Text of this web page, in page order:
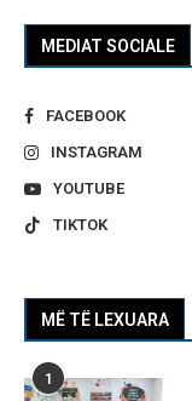
MEDIAT SOCIALE
FACEBOOK
INSTAGRAM
YOUTUBE
TIKTOK
MË TË LEXUARA
1